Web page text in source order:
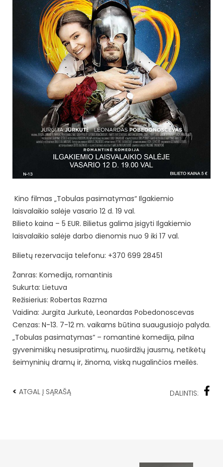
Kino filmas „Tobulas pasimatymas“ Ilgakiemio
laisvalaikio salėje vasario 12 d. 19 val.
Bilieto kaina – 5 EUR. Bilietus galima įsigyti Ilgakiemio
laisvalaikio salėje darbo dienomis nuo 9 iki 17 val.
Bilietų rezervacija telefonu: +370 699 28451
Žanras: Komedija, romantinis
Sukurta: Lietuva
Režisierius: Robertas Razma
Vaidina: Jurgita Jurkutė, Leonardas Pobedonoscevas
Cenzas: N-13. 7-12 m. vaikams būtina suaugusiojo palyda.
„Tobulas pasimatymas“ – romantinė komedija, pilna
gyvenimiškų nesusipratimų, nuoširdžių jausmų, netikėtų
šeimyninių dramų ir, žinoma, viską nugalinčios meilės.
< ATGAL Į SĄRAŠĄ DALINTIS: